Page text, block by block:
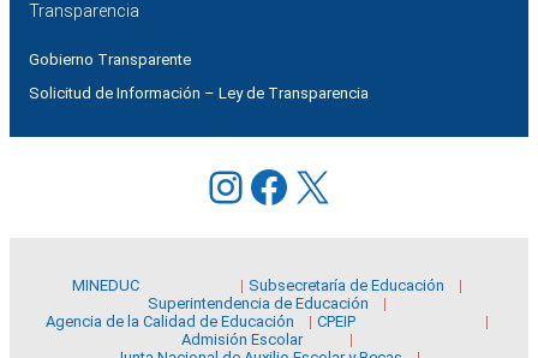
Transparencia
Gobierno Transparente
Solicitud de Información – Ley de Transparencia
Instagram
Facebook
X
MINEDUC
Subsecretaría de Educación
Superintendencia de Educación
Agencia de la Calidad de Educación
CPEIP
Admisión Escolar